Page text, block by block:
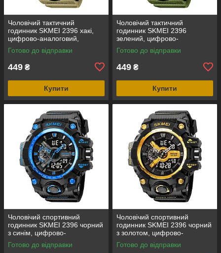
Чоловічий тактичний
годинник SKMEI 2396 хакі,
цифрово-аналоговий,
водозахист 5 ATM
Готово до відправки
449 ₴
Купити
Чоловічий тактичний
годинник SKMEI 2396
зелений, цифрово-
аналоговий, водозахист 5
ATM
Готово до відправки
449 ₴
Купити
Чоловічий спортивний
годинник SKMEI 2396 чорний
з синім, цифрово-
аналоговий, водозахист 5
ATM
Готово до відправки
Чоловічий спортивний
годинник SKMEI 2396 чорний
з золотом, цифрово-
аналоговий, водозахист 5
ATM
Готово до відправки